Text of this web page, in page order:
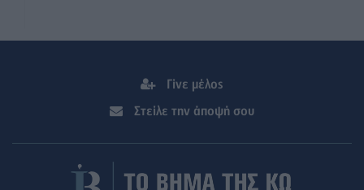
Γίνε μέλος
Στείλε την άποψή σου